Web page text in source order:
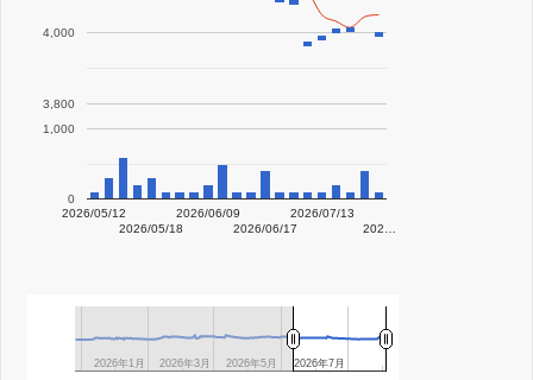
3,800
4,000
2026/05/12
2026/05/18
2026/06/09
2026/06/17
2026/07/13
202…
0
1,000
2026年1月
2026年1月 2026年3月
2026年3月 2026年5月
2026年5月 2026年7月
2026年7月